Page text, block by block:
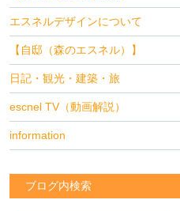
エスネルデザインについて
【自邸（森のエスネル）】
日記・観光・建築・旅
escnel TV（動画解説）
information
ブログ内検索